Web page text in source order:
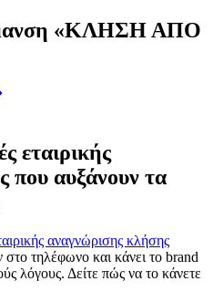
«ΚΛΗΣΗ ΑΠΟ
εταιρικής
που αυξάνουν τα
αναγνώρισης κλήσης
τηλέφωνο και κάνει το brand
λόγους. Δείτε πώς να το κάνετε